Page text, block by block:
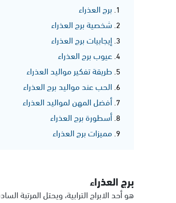
برج العذراء
شخصية برج العذراء
إيجابيات برج العذراء
عيوب برج العذراء
طريقة تفكير مواليد العذراء
الحب عند مواليد برج العذراء
أفضل المهن لمواليد العذراء
أسطورة برج العذراء
مميزات برج العذراء
برج العذراء